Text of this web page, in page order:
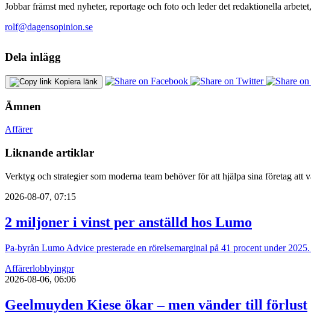
Jobbar främst med nyheter, reportage och foto och leder det redaktionella
rolf@dagensopinion.se
Dela inlägg
Kopiera länk
Ämnen
Affärer
Liknande artiklar
Verktyg och strategier som moderna team behöver för att hjälpa sina företag att
2026-08-07, 07:15
2 miljoner i vinst per anställd hos Lumo
Pa-byrån Lumo Advice presterade en rörelsemarginal på 41 procent under
Affärerlobbyingpr
2026-08-06, 06:06
Geelmuyden Kiese ökar – men vänder till förlust